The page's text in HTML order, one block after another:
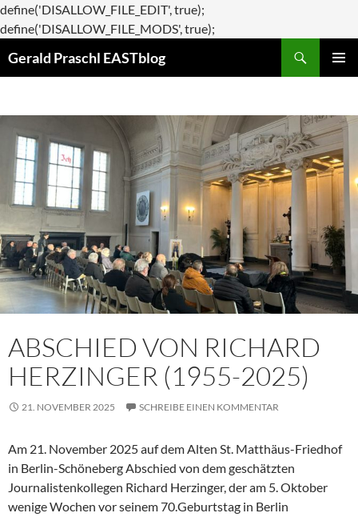
define('DISALLOW_FILE_EDIT', true);
define('DISALLOW_FILE_MODS', true);
Gerald Praschl EASTblog
ABSCHIED VON RICHARD
HERZINGER (1955-2025)
21. NOVEMBER 2025 SCHREIBE EINEN KOMMENTAR
Am 21. November 2025 auf dem Alten St. Matthäus-Friedhof
in Berlin-Schöneberg Abschied von dem geschätzten
Journalistenkollegen Richard Herzinger, der am 5. Oktober
wenige Wochen vor seinem 70.Geburtstag in Berlin